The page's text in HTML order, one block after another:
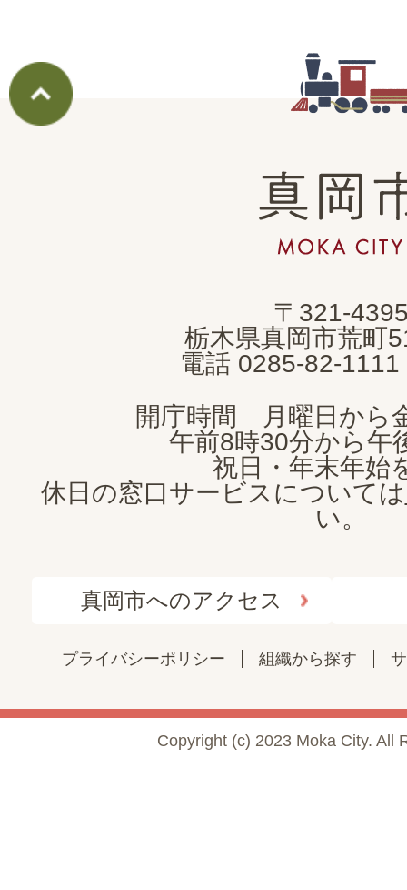
真
岡
市
CITY
〒321-
栃木県真岡市荒町
電話 0285-82-1111
開庁時間 月曜日から
午前8時30分から午
祝日・年末年始
休日の窓口サービスについては
い。
真岡市へのアクセス
プライバシーポリシー 組織から探す
Copyright (c) 2023 Moka City. All